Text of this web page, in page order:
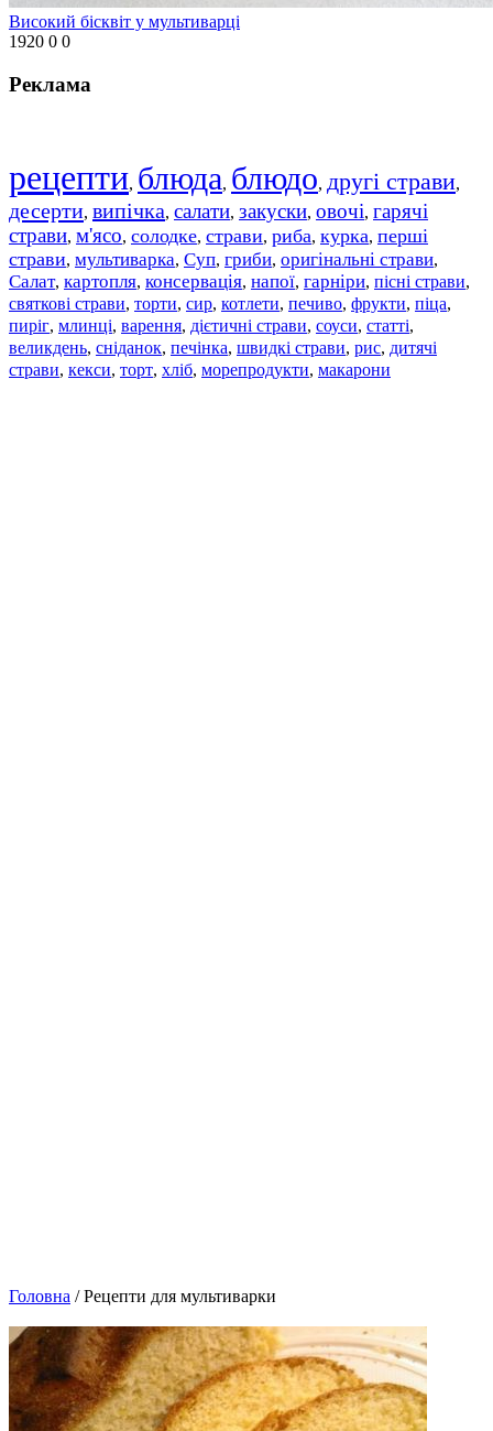
Високий бісквіт у мультиварці
1920 0 0
Реклама
рецепти, блюда, блюдо, другі страви,
десерти, випічка, салати, закуски, овочі, гарячі
страви, м'ясо, солодке, страви, риба, курка, перші
страви, мультиварка, Суп, гриби, оригінальні страви,
Салат, картопля, консервація, напої, гарніри, пісні страви,
святкові страви, торти, сир, котлети, печиво, фрукти, піца,
пиріг, млинці, варення, дієтичні страви, соуси, статті,
великдень, сніданок, печінка, швидкі страви, рис, дитячі
страви, кекси, торт, хліб, морепродукти, макарони
Головна / Рецепти для мультиварки